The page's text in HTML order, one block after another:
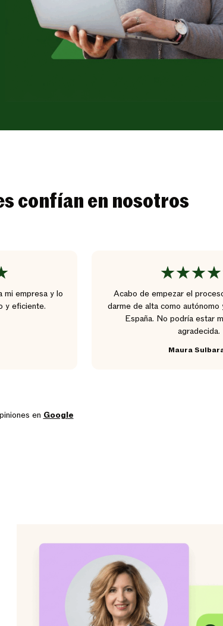
confían en nosotros
mi empresa y lo
y eficiente.
Acabo de empezar el
darme de alta como
España. No podría estar
agradecida.
Maura
en Google